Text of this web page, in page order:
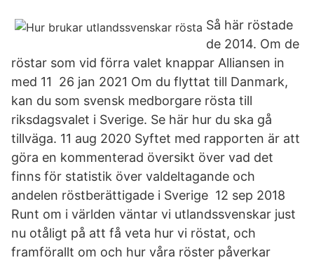
Så här röstade
de 2014. Om de
röstar som vid förra valet knappar Alliansen in
med 11 26 jan 2021 Om du flyttat till Danmark,
kan du som svensk medborgare rösta till
riksdagsvalet i Sverige. Se här hur du ska gå
tillväga. 11 aug 2020 Syftet med rapporten är att
göra en kommenterad översikt över vad det
finns för statistik över valdeltagande och
andelen röstberättigade i Sverige 12 sep 2018
Runt om i världen väntar vi utlandssvenskar just
nu otåligt på att få veta hur vi röstat, och
framförallt om och hur våra röster påverkar